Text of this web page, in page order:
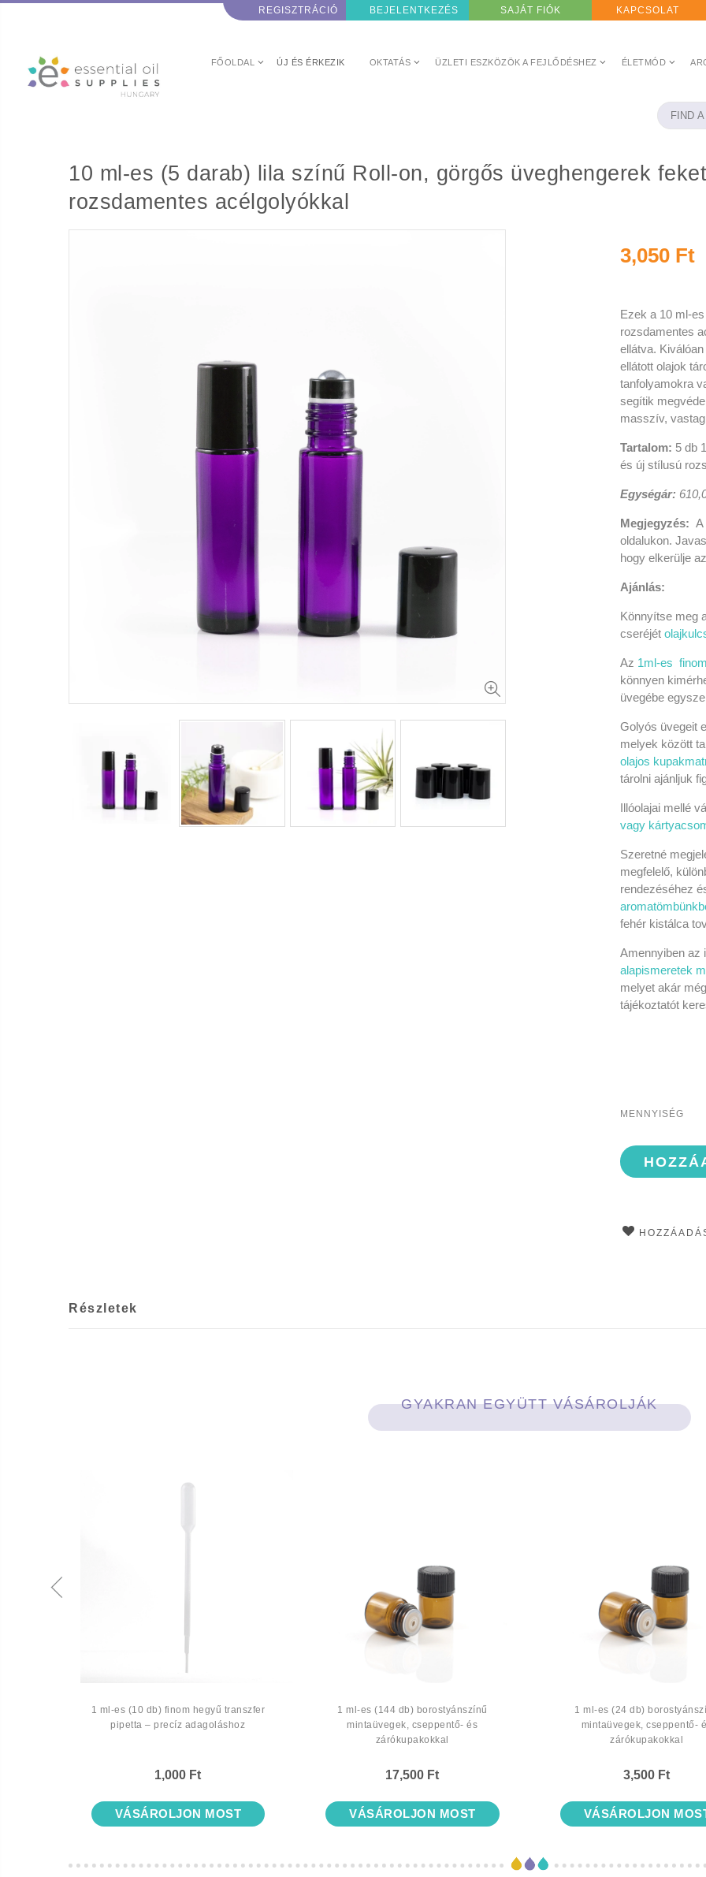
REGISZTRÁCIÓ BEJELENTKEZÉS SAJÁT FIÓK KAPCSOLAT
FŐOLDAL ÚJ ÉS ÉRKEZIK OKTATÁS ÜZLETI ESZKÖZÖK A FEJLŐDÉSHEZ ÉLETMÓD
10 ml-es (5 darab) lila színű Roll-on, görgős üveghengerek
rozsdamentes acélgolyókkal
3,050 Ft
Ezek a 10 ml-
rozsdamentes
ellátva.
ellátott olajok
tanfolyamokra
segítik
masszív,
Tartalom: 5 db
és új stílusú
Egységár:
Megjegyzés: A
oldalukon.
hogy elkerülje
Ajánlás:
Könnyítse meg
cseréjét
Az 1ml-es
könnyen
üvegébe
Golyós üvegeit
melyek között
olajos
tárolni ajánljuk
Illóolajai mellé
vagy
Szeretné
megfelelő,
rendezéséhez
fehér kistálca
Amennyiben az
alapismeretek
melyet akár még
tájékoztatót
MENNYISÉG
Részletek
GYAKRAN EGYÜTT VÁSÁROLJÁK
1 ml-es (10 db) finom hegyű transzfer
pipetta – precíz adagoláshoz
1,000 Ft
VÁSÁROLJON MOST
1 ml-es (144 db) borostyánszínű
mintaüvegek, cseppentő- és
zárókupakokkal
17,500 Ft
VÁSÁROLJON MOST
1 ml-es (24 db)
mintaüvegek, cseppentő-
zárókupakokkal
3,500 Ft
VÁSÁROLJON